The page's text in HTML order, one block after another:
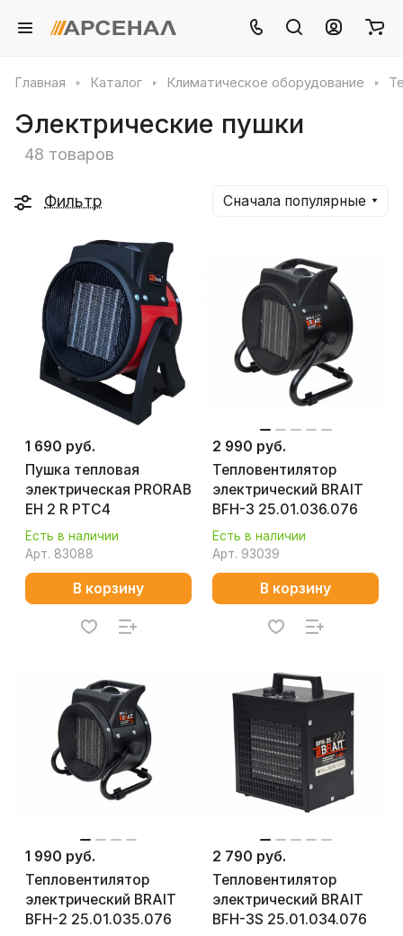
Главная Каталог Климатическое оборудование
Электрические пушки
48 товаров
Фильтр Сначала популярные
1 690 руб.
Пушка тепловая
электрическая PRORAB
EH 2 R PTC4
Есть в наличии
Арт. 83088
В корзину
2 990 руб.
Тепловентилятор
электрический BRAIT
BFH-3 25.01.036.076
Есть в наличии
Арт. 93039
В корзину
1 990 руб.
Тепловентилятор
электрический BRAIT
BFH-2 25.01.035.076
2 790 руб.
Тепловентилятор
электрический BRAIT
BFH-3S 25.01.034.076